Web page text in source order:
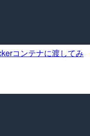
コンテナに渡してみ